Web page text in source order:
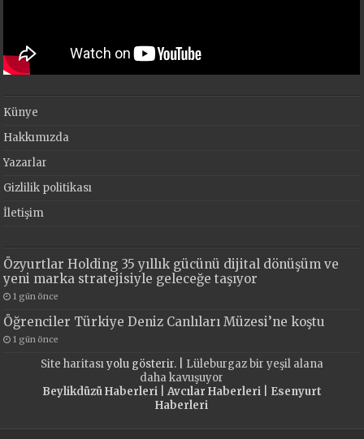
Künye
Hakkımızda
Yazarlar
Gizlilik politikası
İletişim
Özyurtlar Holding 35 yıllık gücünü dijital dönüşüm ve
yeni marka stratejisiyle geleceğe taşıyor
1 gün önce
Öğrenciler Türkiye Deniz Canlıları Müzesi’ne koştu
1 gün önce
Site haritasıyolu gösterir. | Lüleburgaz bir yeşil alana
daha kavuşuyor
Beylikdüzü Haberleri| Avcılar Haberleri| Esenyurt
Haberleri